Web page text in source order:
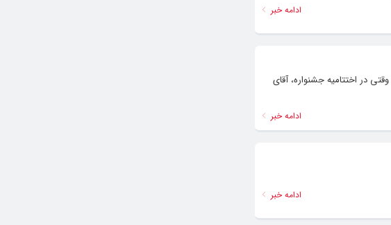
ادامه خبر
در اختتامیه جشنواره، آقای
ادامه خبر
ادامه خبر